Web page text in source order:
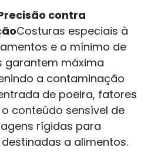
contra
Costuras especiais à
e o mínimo de
garantem máxima
a contaminação
de poeira, fatores
conteúdo sensível de
rígidas para
a alimentos.